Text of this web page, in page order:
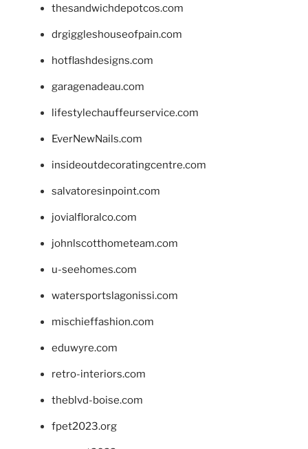
thesandwichdepotcos.com
drgiggleshouseofpain.com
hotflashdesigns.com
garagenadeau.com
lifestylechauffeurservice.com
EverNewNails.com
insideoutdecoratingcentre.com
salvatoresinpoint.com
jovialfloralco.com
johnlscotthometeam.com
u-seehomes.com
watersportslagonissi.com
mischieffashion.com
eduwyre.com
retro-interiors.com
theblvd-boise.com
fpet2023.org